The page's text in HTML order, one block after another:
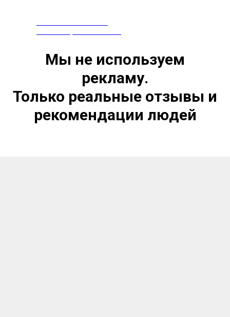
Мы не используем
рекламу.
Только реальные отзывы и
рекомендации людей